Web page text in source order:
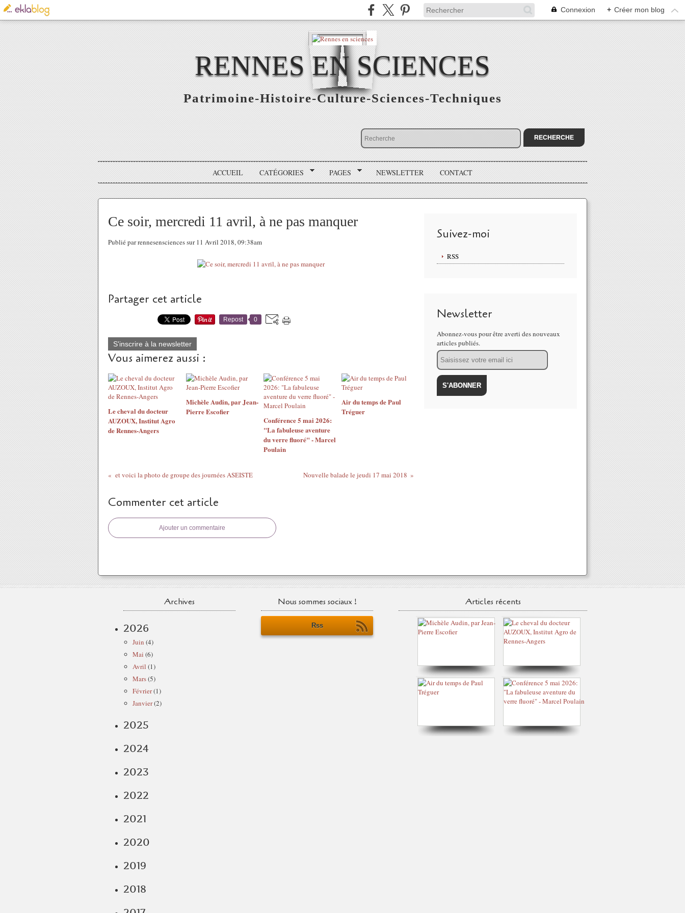
Connexion + Créer mon blog
RENNES EN SCIENCES
Patrimoine-Histoire-Culture-Sciences-Techniques
ACCUEIL CATÉGORIES PAGES NEWSLETTER CONTACT
Ce soir, mercredi 11 avril, à ne pas manquer
Publié par rennesensciences sur 11 Avril 2018, 09:38am
Partager cet article
Repost 0
S'inscrire à la newsletter
Vous aimerez aussi :
Le cheval du docteur
AUZOUX, Institut Agro
de Rennes-Angers
Michèle Audin, par Jean-
Pierre Escofier
Conférence 5 mai 2026:
"La fabuleuse aventure
du verre fluoré" - Marcel
Poulain
Air du temps de Paul
Tréguer
et voici la photo de groupe des journées ASEISTE Nouvelle balade le jeudi 17 mai 2018
Commenter cet article
Ajouter un commentaire
Suivez-moi
RSS
Newsletter
Abonnez-vous pour être averti des nouveaux
articles publiés.
Email
Archives
2026
Juin (4)
Mai (6)
Avril (1)
Mars(5)
Février(1)
Janvier(2)
2025
2024
2023
2022
2021
2020
2019
2018
Nous sommes sociaux !
Rss
Articles récents